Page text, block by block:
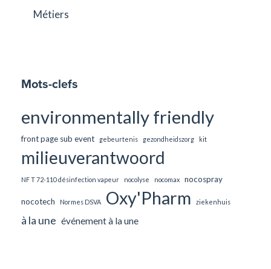
Métiers
Mots-clefs
environmentally friendly
front page sub event gebeurtenis gezondheidszorg kit
milieuverantwoord
NF T 72-110 désinfection vapeur nocolyse nocomax nocospray
nocotech Normes DSVA Oxy'Pharm ziekenhuis
à la une événement à la une